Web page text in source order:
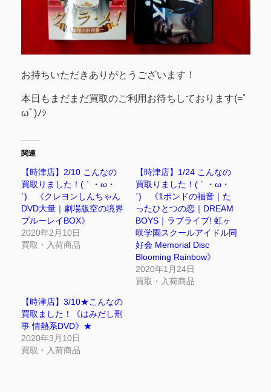
お持ちいただきありがとうございます！
本日もまだまだ買取のご利用お待ちしております(=ﾟ
ωﾟ)ﾉｼ
関連
【時津店】2/10 こんなの
買取りました！(｀・ω・
´)ゞ《クレヨンしんちゃん
DVD大量｜劇場版空の境界
ブルーレイBOX》
2020年2月10日
買取・入荷商品
【時津店】1/24 こんなの
買取りました！(｀・ω・
´)ゞ《1ポンドの福音｜た
ったひとつの恋｜DREAM
BOYS｜ラブライブ! 虹ヶ
咲学園スクールアイドル同
好会 Memorial Disc
Blooming Rainbow》
2020年1月24日
買取・入荷商品
【時津店】3/10★こんなの
買取ました！《はみだし刑
事 情熱系DVD》★
2020年3月10日
買取・入荷商品